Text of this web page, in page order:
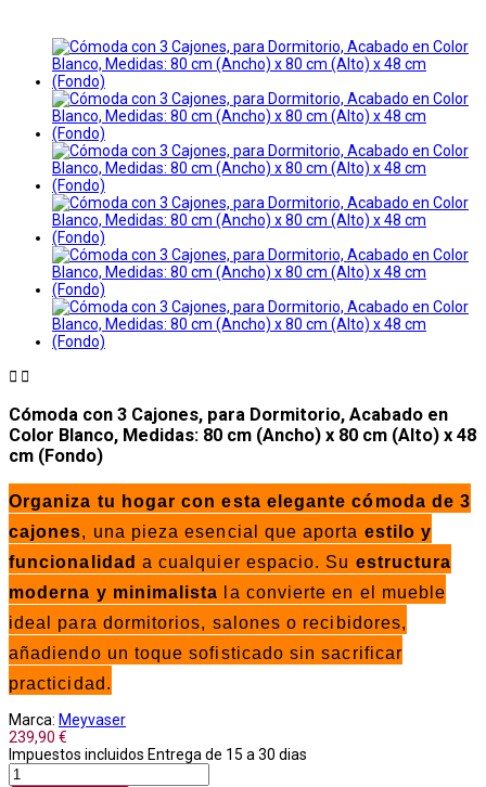
 
Cómoda con 3 Cajones, para Dormitorio, Acabado en
Color Blanco, Medidas: 80 cm (Ancho) x 80 cm (Alto) x 48
cm (Fondo)
Organiza tu hogar con esta elegante cómoda de 3
cajones, una pieza esencial que aporta estilo y
funcionalidad a cualquier espacio. Su estructura
moderna y minimalista la convierte en el mueble
ideal para dormitorios, salones o recibidores,
añadiendo un toque sofisticado sin sacrificar
practicidad.
Marca: Meyvaser
239,90 €
Impuestos incluidos Entrega de 15 a 30 dias